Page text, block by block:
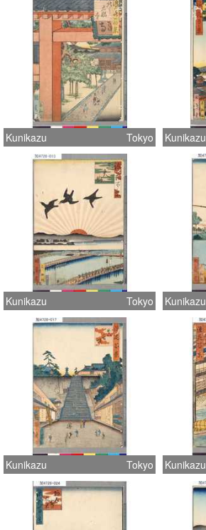
Kunikazu Tokyo Kunikazu
Kunikazu Tokyo Kunikazu
Kunikazu Tokyo Kunikazu